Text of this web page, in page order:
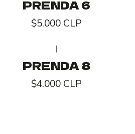
PRENDA 6
$5.000 CLP
|
PRENDA 8
$4.000 CLP